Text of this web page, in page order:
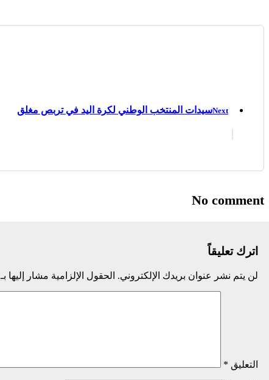
Nextسيدات المنتخب الوطني لكرة اليد في تربص مغلق
No comment
اترك تعليقاً
لن يتم نشر عنوان بريدك الإلكتروني. الحقول الإلزامية مشار إليها بـ
التعليق *